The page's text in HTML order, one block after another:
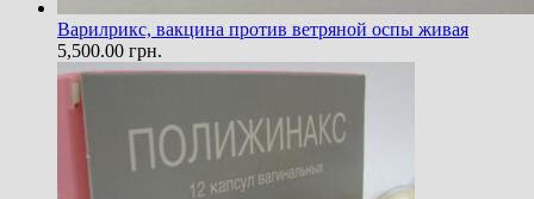
Варилрикс, вакцина против ветряной оспы живая
5,500.00 грн.